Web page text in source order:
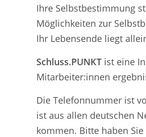
Ihre Selbstbestimmung
Möglichkeiten zur
Ihr Lebensende liegt
Schluss.PUNKT ist eine
Mitarbeiter:innen
Die Telefonnummer ist
ist aus allen deutschen
kommen. Bitte haben